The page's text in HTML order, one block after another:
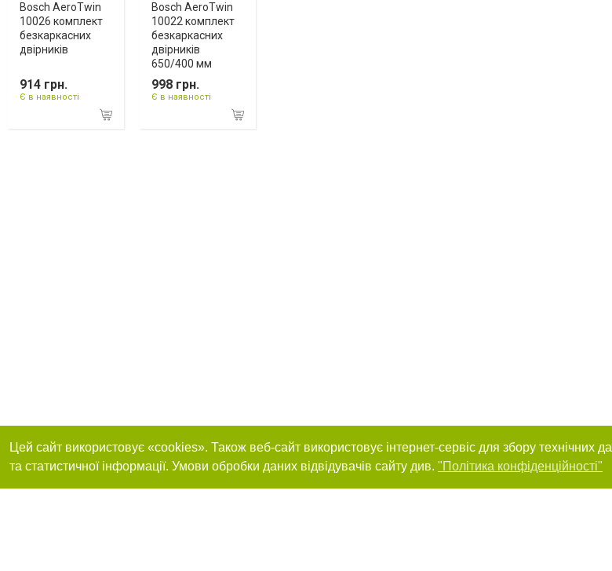
Bosch AeroTwin
10026 комплект
безкаркасних
двірників
914 грн.
Є в наявності
Bosch AeroTwin
10022 комплект
безкаркасних
двірників
650/400 мм
998 грн.
Є в наявності
Цей сайт використовує «cookies». Також веб-сайт використовує інтернет-сервіс для збору технічних
та статистичної інформації. Умови обробки даних відвідувачів сайту див. "Політика конфіденційності"